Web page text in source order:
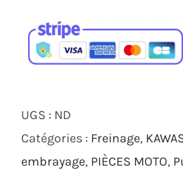
JEU
DE
DE
FREIN
UGS : ND
Catégories : Freinage
embrayage PIÈCES MOTO